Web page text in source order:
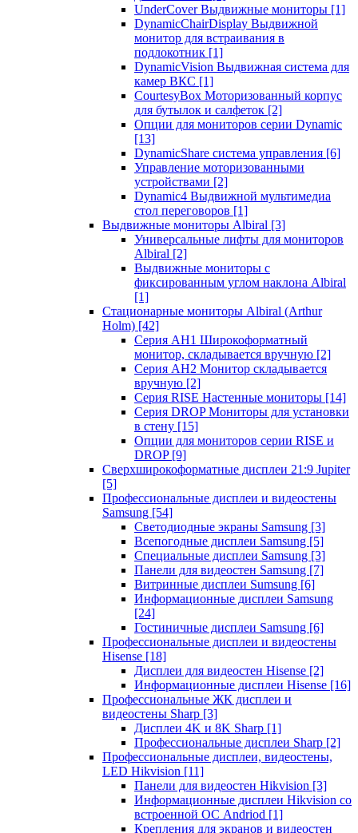
UnderCover Выдвижные мониторы [1]
DynamicChairDisplay Выдвижной
монитор для встраивания в
подлокотник [1]
DynamicVision Выдвижная система для
камер ВКС [1]
CourtesyBox Моторизованный корпус
для бутылок и салфеток [2]
Опции для мониторов серии Dynamic
[13]
DynamicShare система управления [6]
Управление моторизованными
устройствами [2]
Dynamic4 Выдвижной мультимедиа
стол переговоров [1]
Выдвижные мониторы Albiral [3]
Универсальные лифты для мониторов
Albiral [2]
Выдвижные мониторы с
фиксированным углом наклона Albiral
[1]
Стационарные мониторы Albiral (Arthur
Holm) [42]
Серия AH1 Широкоформатный
монитор, складывается вручную [2]
Серия AH2 Монитор складывается
вручную [2]
Серия RISE Настенные мониторы [14]
Серия DROP Мониторы для установки
в стену [15]
Опции для мониторов серии RISE и
DROP [9]
Сверхширокоформатные дисплеи 21:9 Jupiter
[5]
Профессиональные дисплеи и видеостены
Samsung [54]
Светодиодные экраны Samsung [3]
Всепогодные дисплеи Samsung [5]
Специальные дисплеи Samsung [3]
Панели для видеостен Samsung [7]
Витринные дисплеи Sumsung [6]
Информационные дисплеи Samsung
[24]
Гостиничные дисплеи Samsung [6]
Профессиональные дисплеи и видеостены
Hisense [18]
Дисплеи для видеостен Hisense [2]
Информационные дисплеи Hisense [16]
Профессиональные ЖК дисплеи и
видеостены Sharp [3]
Дисплеи 4K и 8K Sharp [1]
Профессиональные дисплеи Sharp [2]
Профессиональные дисплеи, видеостены,
LED Hikvision [11]
Панели для видеостен Hikvision [3]
Информационные дисплеи Hikvision со
встроенной ОС Andriod [1]
Крепления для экранов и видеостен